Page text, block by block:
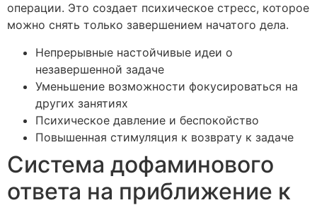
операции. Это создает психическое стресс, которое
можно снять только завершением начатого дела.
Непрерывные настойчивые идеи о
незавершенной задаче
Уменьшение возможности фокусироваться на
других занятиях
Психическое давление и беспокойство
Повышенная стимуляция к возврату к задаче
Система дофаминового
ответа на приближение к